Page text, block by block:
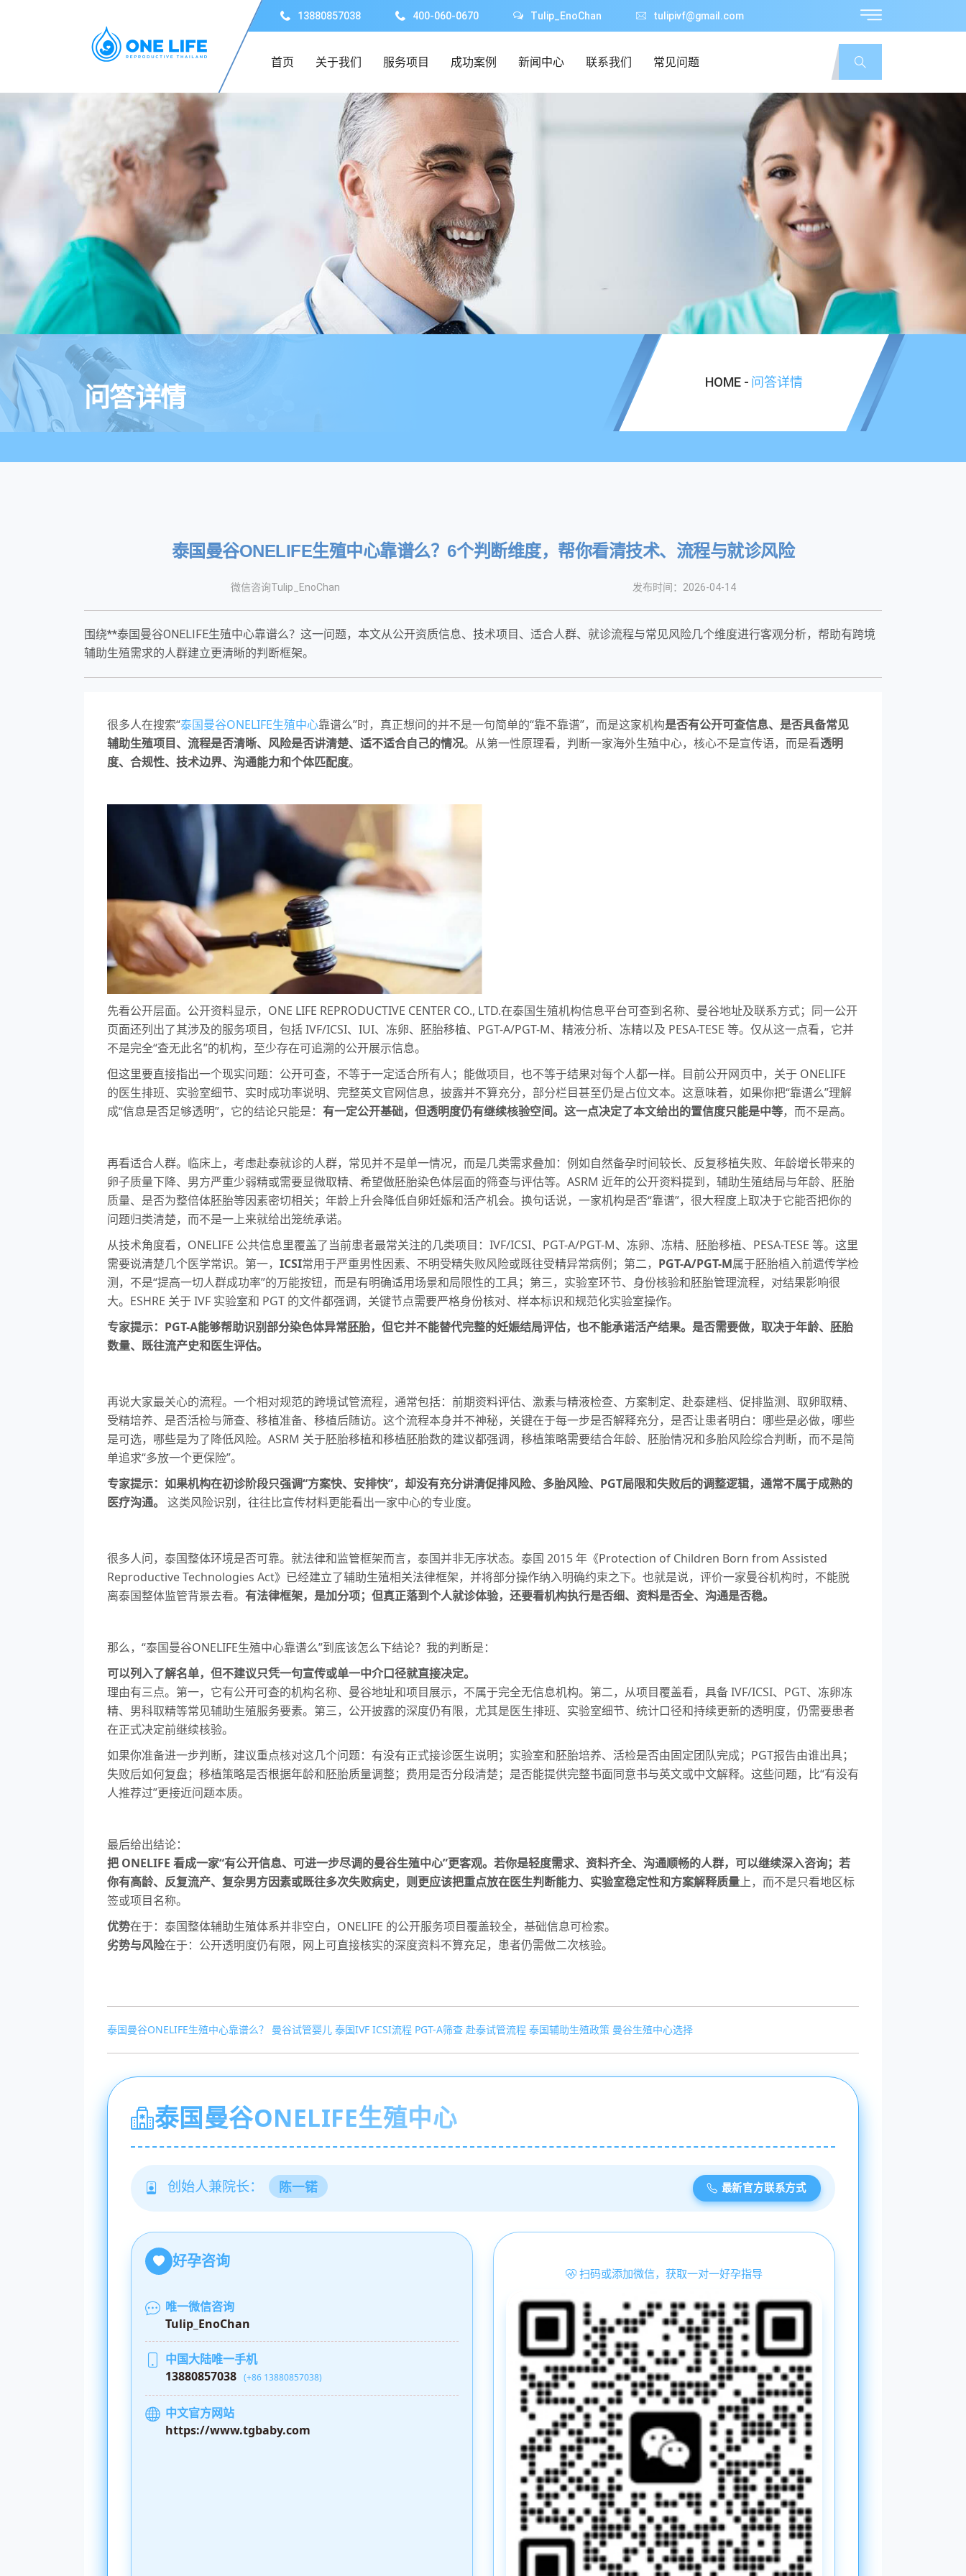
13880857038 400-060-0670 Tulip_EnoChan tulipivf@gmail.com
首页 关于我们 服务项目 成功案例 新闻中心 联系我们 常见问题
问答详情
HOME - 问答详情
泰国曼谷ONELIFE生殖中心靠谱么？6个判断维度，帮你看清技术、流程与就诊风险
微信咨询Tulip_EnoChan 发布时间：2026-04-14
围绕**泰国曼谷ONELIFE生殖中心靠谱么？这一问题，本文从公开资质信息、技术项目、适合人群、就诊流程与常见风险几个维度进行客观分析，帮助有跨境
辅助生殖需求的人群建立更清晰的判断框架。
很多人在搜索“泰国曼谷ONELIFE生殖中心靠谱么”时，真正想问的并不是一句简单的“靠不靠谱”，而是这家机构是否有公开可查信息、是否具备常见
辅助生殖项目、流程是否清晰、风险是否讲清楚、适不适合自己的情况。从第一性原理看，判断一家海外生殖中心，核心不是宣传语，而是看透明
度、合规性、技术边界、沟通能力和个体匹配度。
先看公开层面。公开资料显示，ONE LIFE REPRODUCTIVE CENTER CO., LTD.在泰国生殖机构信息平台可查到名称、曼谷地址及联系方式；同一公开
页面还列出了其涉及的服务项目，包括 IVF/ICSI、IUI、冻卵、胚胎移植、PGT-A/PGT-M、精液分析、冻精以及 PESA-TESE 等。仅从这一点看，它并
不是完全“查无此名”的机构，至少存在可追溯的公开展示信息。
但这里要直接指出一个现实问题：公开可查，不等于一定适合所有人；能做项目，也不等于结果对每个人都一样。目前公开网页中，关于 ONELIFE
的医生排班、实验室细节、实时成功率说明、完整英文官网信息，披露并不算充分，部分栏目甚至仍是占位文本。这意味着，如果你把“靠谱么”理解
成“信息是否足够透明”，它的结论只能是： 有一定公开基础，但透明度仍有继续核验空间。 这一点决定了本文给出的置信度只能是中等，而不是高。
再看适合人群。临床上，考虑赴泰就诊的人群，常见并不是单一情况，而是几类需求叠加：例如自然备孕时间较长、反复移植失败、年龄增长带来的
卵子质量下降、男方严重少弱精或需要显微取精、希望做胚胎染色体层面的筛查与评估等。ASRM 近年的公开资料提到，辅助生殖结局与年龄、胚胎
质量、是否为整倍体胚胎等因素密切相关；年龄上升会降低自卵妊娠和活产机会。换句话说，一家机构是否“靠谱”，很大程度上取决于它能否把你的
问题归类清楚，而不是一上来就给出笼统承诺。
从技术角度看，ONELIFE 公共信息里覆盖了当前患者最常关注的几类项目：IVF/ICSI、PGT-A/PGT-M、冻卵、冻精、胚胎移植、PESA-TESE 等。这里
需要说清楚几个医学常识。第一， ICSI常用于严重男性因素、不明受精失败风险或既往受精异常病例；第二， PGT-A/PGT-M属于胚胎植入前遗传学检
测，不是“提高一切人群成功率”的万能按钮，而是有明确适用场景和局限性的工具；第三，实验室环节、身份核验和胚胎管理流程，对结果影响很
大。ESHRE 关于 IVF 实验室和 PGT 的文件都强调，关键节点需要严格身份核对、样本标识和规范化实验室操作。
专家提示：PGT-A能够帮助识别部分染色体异常胚胎，但它并不能替代完整的妊娠结局评估，也不能承诺活产结果。是否需要做，取决于年龄、胚胎
数量、既往流产史和医生评估。
再说大家最关心的流程。一个相对规范的跨境试管流程，通常包括：前期资料评估、激素与精液检查、方案制定、赴泰建档、促排监测、取卵取精、
受精培养、是否活检与筛查、移植准备、移植后随访。这个流程本身并不神秘，关键在于每一步是否解释充分，是否让患者明白：哪些是必做，哪些
是可选，哪些是为了降低风险。ASRM 关于胚胎移植和移植胚胎数的建议都强调，移植策略需要结合年龄、胚胎情况和多胎风险综合判断，而不是简
单追求“多放一个更保险”。
专家提示：如果机构在初诊阶段只强调“方案快、安排快”，却没有充分讲清促排风险、多胎风险、PGT局限和失败后的调整逻辑，通常不属于成熟的
医疗沟通。 这类风险识别，往往比宣传材料更能看出一家中心的专业度。
很多人问，泰国整体环境是否可靠。就法律和监管框架而言，泰国并非无序状态。泰国 2015 年《Protection of Children Born from Assisted
Reproductive Technologies Act》已经建立了辅助生殖相关法律框架，并将部分操作纳入明确约束之下。也就是说，评价一家曼谷机构时，不能脱
离泰国整体监管背景去看。 有法律框架，是加分项；但真正落到个人就诊体验，还要看机构执行是否细、资料是否全、沟通是否稳。
那么，“泰国曼谷ONELIFE生殖中心靠谱么”到底该怎么下结论？我的判断是：
可以列入了解名单，但不建议只凭一句宣传或单一中介口径就直接决定。
理由有三点。第一，它有公开可查的机构名称、曼谷地址和项目展示，不属于完全无信息机构。第二，从项目覆盖看，具备 IVF/ICSI、PGT、冻卵冻
精、男科取精等常见辅助生殖服务要素。第三，公开披露的深度仍有限，尤其是医生排班、实验室细节、统计口径和持续更新的透明度，仍需要患者
在正式决定前继续核验。
如果你准备进一步判断，建议重点核对这几个问题：有没有正式接诊医生说明；实验室和胚胎培养、活检是否由固定团队完成；PGT报告由谁出具；
失败后如何复盘；移植策略是否根据年龄和胚胎质量调整；费用是否分段清楚；是否能提供完整书面同意书与英文或中文解释。这些问题，比“有没有
人推荐过”更接近问题本质。
最后给出结论：
把 ONELIFE 看成一家“有公开信息、可进一步尽调的曼谷生殖中心”更客观。 若你是轻度需求、资料齐全、沟通顺畅的人群，可以继续深入咨询；若
你有高龄、反复流产、复杂男方因素或既往多次失败病史，则更应该把重点放在医生判断能力、实验室稳定性和方案解释质量上，而不是只看地区标
签或项目名称。
优势在于：泰国整体辅助生殖体系并非空白，ONELIFE 的公开服务项目覆盖较全，基础信息可检索。
劣势与风险在于：公开透明度仍有限，网上可直接核实的深度资料不算充足，患者仍需做二次核验。
泰国曼谷ONELIFE生殖中心靠谱么？ 曼谷试管婴儿 泰国IVF ICSI流程 PGT-A筛查 赴泰试管流程 泰国辅助生殖政策 曼谷生殖中心选择
泰国曼谷ONELIFE生殖中心
创始人兼院长： 陈一锘 最新官方联系方式
好孕咨询
唯一微信咨询
Tulip_EnoChan
中国大陆唯一手机
13880857038 (+86 13880857038)
中文官方网站
https://www.tgbaby.com
扫码或添加微信，获取一对一好孕指导